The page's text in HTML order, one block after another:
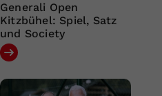
Generali Open
Kitzbühel: Spiel, Satz
und Society